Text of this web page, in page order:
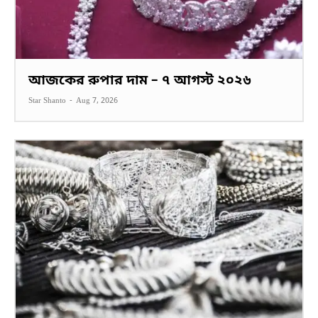
আজকের রুপার দাম – ৭ আগস্ট ২০২৬
Star Shanto - Aug 7, 2026